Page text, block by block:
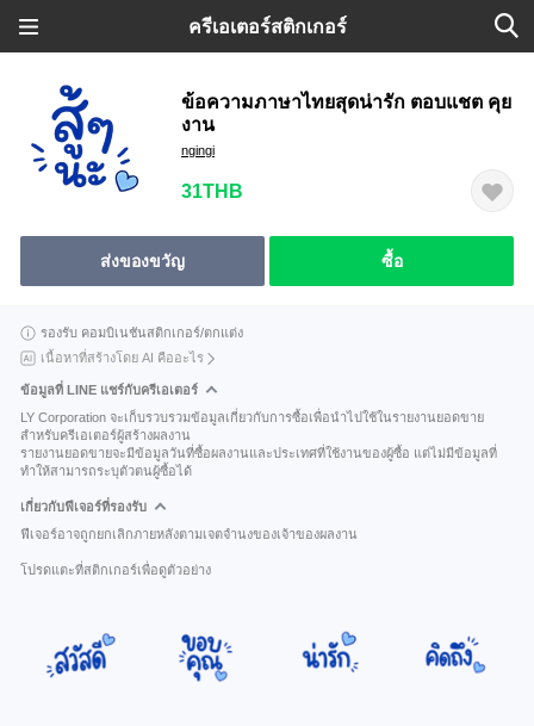
ครีเอเตอร์สติกเกอร์
ข้อความภาษาไทยสุดน่ารัก ตอบแชต คุย
งาน
ngingi
31THB
ส่งของขวัญ ซื้อ
รองรับ คอมบิเนชันสติกเกอร์/ตกแต่ง
เนื้อหาที่สร้างโดย AI คืออะไร
ข้อมูลที่ LINE แชร์กับครีเอเตอร์
LY Corporation จะเก็บรวบรวมข้อมูลเกี่ยวกับการซื้อเพื่อนำไปใช้ในรายงานยอดขาย
สำหรับครีเอเตอร์ผู้สร้างผลงาน
รายงานยอดขายจะมีข้อมูลวันที่ซื้อผลงานและประเทศที่ใช้งานของผู้ซื้อ แต่ไม่มีข้อมูลที่
ทำให้สามารถระบุตัวตนผู้ซื้อได้
เกี่ยวกับฟีเจอร์ที่รองรับ
ฟีเจอร์อาจถูกยกเลิกภายหลังตามเจตจำนงของเจ้าของผลงาน
โปรดแตะที่สติกเกอร์เพื่อดูตัวอย่าง